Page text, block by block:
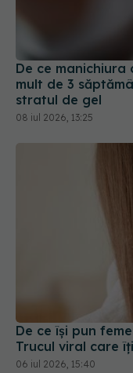
De ce
mult de 3
08 iul 2026, 13:25
De ce își pun
Trucul viral care